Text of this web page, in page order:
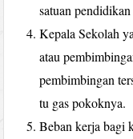
satuan
Kepala Sekolah
atau
pembimbingan
tu gas pokoknya.
Beban kerja bagi